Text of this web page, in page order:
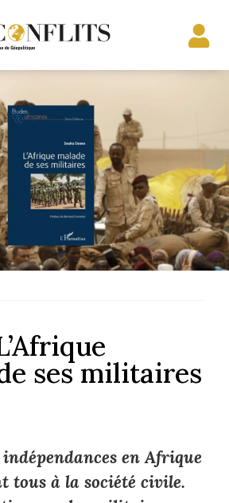
ses militaires
indépendances en Afrique
tous à la société civile.